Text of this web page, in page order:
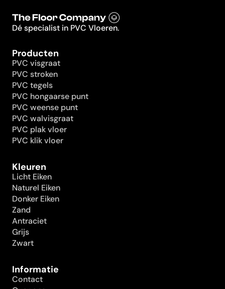
Dé specialist in PVC Vloeren.
Producten
PVC visgraat
PVC stroken
PVC tegels
PVC hongaarse punt
PVC weense punt
PVC walvisgraat
PVC plak vloer
PVC klik vloer
Kleuren
Licht Eiken
Naturel Eiken
Donker Eiken
Zand
Antraciet
Grijs
Zwart
Informatie
Contact